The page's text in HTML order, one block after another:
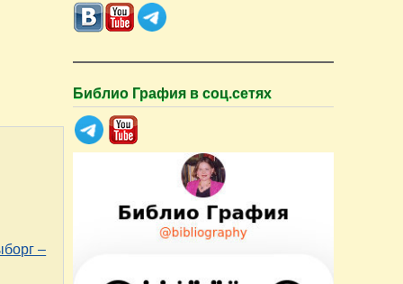
–
Библио Графия в соц.сетях